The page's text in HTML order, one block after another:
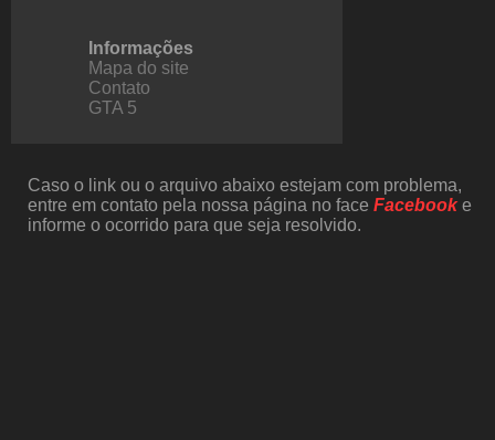
Informações
Mapa do site
Contato
GTA 5
Caso o link ou o arquivo abaixo estejam com problema,
entre em contato pela nossa página no face Facebooke
informe o ocorrido para que seja resolvido.